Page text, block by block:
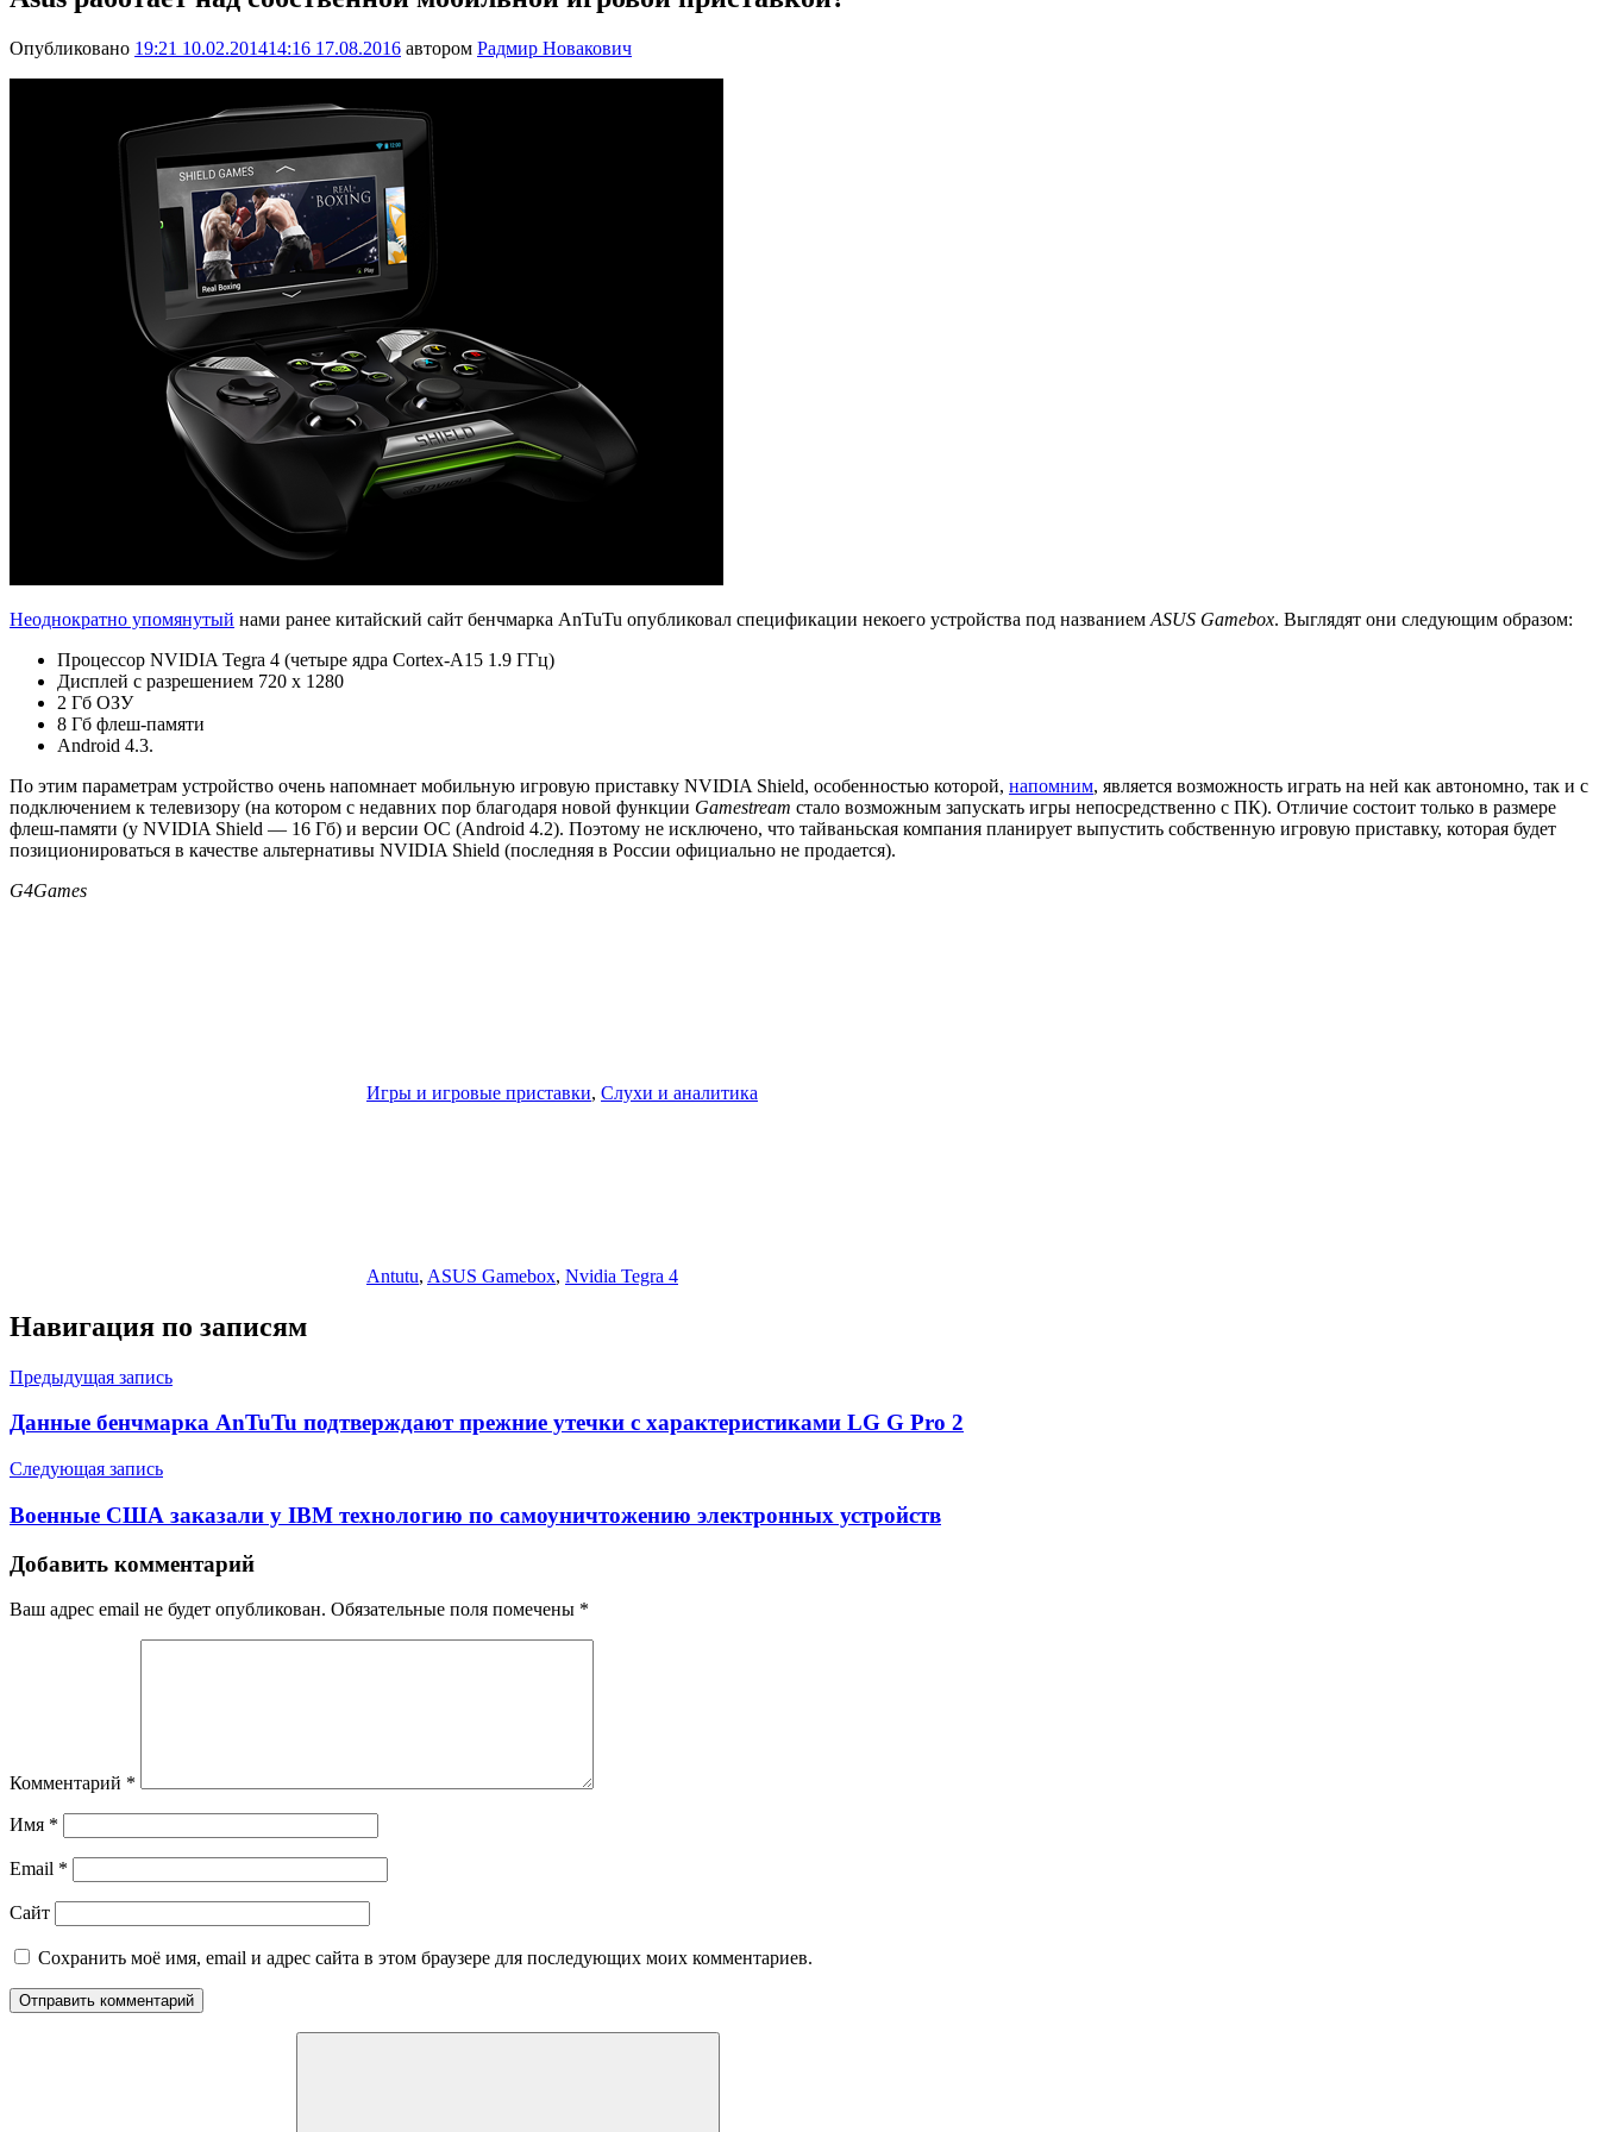
Опубликовано 19:21 10.02.201414:16 17.08.2016 автором Радмир Новакович
Неоднократно упомянутый нами ранее китайский сайт бенчмарка AnTuTu опубликовал спецификации некоего устройства под названием ASUS Gamebox. Выглядят они следующим образом:
Процессор NVIDIA Tegra 4 (четыре ядра Cortex-A15 1.9 ГГц)
Дисплей с разрешением 720 x 1280
2 Гб ОЗУ
8 Гб флеш-памяти
Android 4.3.
По этим параметрам устройство очень напомнает мобильную игровую приставку NVIDIA Shield, особенностью которой, напомним, является возможность играть на ней как автономно, так и с
подключением к телевизору (на котором с недавних пор благодаря новой функции Gamestream стало возможным запускать игры непосредственно с ПК). Отличие состоит только в размере
флеш-памяти (у NVIDIA Shield — 16 Гб) и версии ОС (Android 4.2). Поэтому не исключено, что тайваньская компания планирует выпустить собственную игровую приставку, которая будет
позиционироваться в качестве альтернативы NVIDIA Shield (последняя в России официально не продается).
G4Games
Игры и игровые приставки, Слухи и аналитика
Antutu, ASUS Gamebox, Nvidia Tegra 4
Навигация по записям
Предыдущая запись
Данные бенчмарка AnTuTu подтверждают прежние утечки с характеристиками LG G Pro 2
Следующая запись
Военные США заказали у IBM технологию по самоуничтожению электронных устройств
Добавить комментарий
Ваш адрес email не будет опубликован. Обязательные поля помечены *
Комментарий *
Имя *
Email *
Сайт
Сохранить моё имя, email и адрес сайта в этом браузере для последующих моих комментариев.